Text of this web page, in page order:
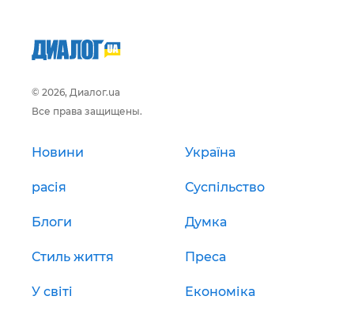
© 2026, Диалог.ua
Все права защищены.
Новини Україна
расія Суспільство
Блоги Думка
Стиль життя Преса
У світі Економіка